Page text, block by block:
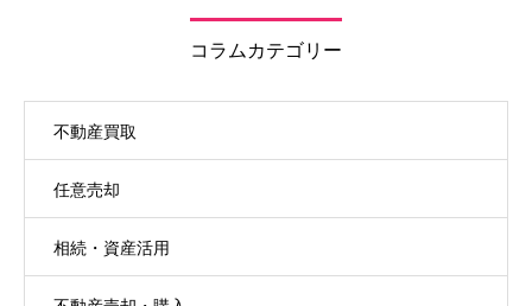
コラムカテゴリー
不動産買取
任意売却
相続・資産活用